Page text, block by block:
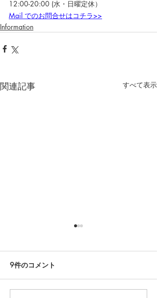
12:00-20:00 (水・日曜定休）
Mail でのお問合せはコチラ>>
Information
関連記事 すべて表示
9件のコメント